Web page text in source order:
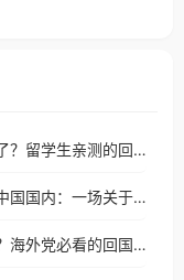
海外看电视地区限制怎么办下载不了？留学生亲测的回国加速方案（附2026世界杯观赛技巧）
在菲律宾用陌陌怎么把定位修改到中国国内：一场关于归属感与连接的探索
比利时怎么打不开美团外卖商家版？海外党必看的回国加速全攻略